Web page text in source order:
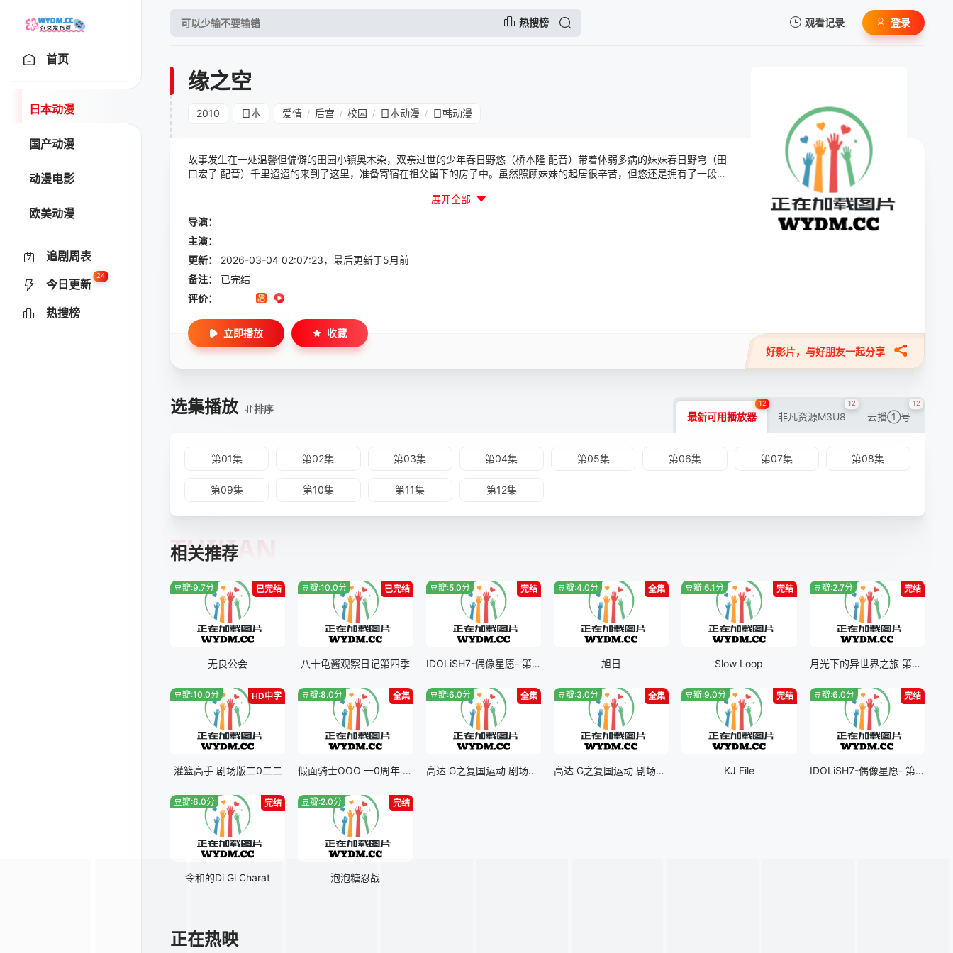
热搜榜 观看记录
暂无观看影片的记录
登录
首页
日本动漫
国产动漫
动漫电影
欧美动漫
追剧周表
今日更新
24
热搜榜
缘之空
2010 日本 爱情 / 后宫 / 校园 / 日本动漫 / 日韩动漫
故事发生在一处温馨但偏僻的田园小镇奥木染，双亲过世的少年春日野悠（桥本隆 配音）带着体弱多病的妹妹春日野穹（田
口宏子 配音）千里迢迢的来到了这里，准备寄宿在祖父留下的房子中。虽然照顾妹妹的起居很辛苦，但悠还是拥有了一段难
真可爱的大小姐渚一叶（小野凉子 配音）等热情亲切的朋友们，还有同班损友中里亮平（中国卓郎 配音）的插科打诨让他笑
口常开。同时，一些模糊的回忆逐渐的浮上了心头，是和谁有过怎样的约定呢？面对着面前似曾相识的风景，悠的记忆开始
苏醒精美的画面与动感的战斗场面，给你带来前所未有的视觉震撼！
展开全部
导演：
主演：
更新：
2026-03-04 02:07:23，最后更新于5月前
备注：
已完结
评价：
好影片，与好朋友一起分享
立即播放 收藏
选集播放 排序
最新可用播放器
12
非凡资源M3U8
12
云播①号
12
第01集 第02集 第03集 第04集 第05集 第06集 第07集 第08集
第09集 第10集 第11集 第12集
相关推荐
TUIJIAN
已完结
豆瓣:9.7分
无良公会
已完结
豆瓣:10.0分
八十龟酱观察日记第四季
完结
豆瓣:5.0分
IDOLiSH7-偶像星愿- 第三季 part二
全集
豆瓣:4.0分
旭日
完结
豆瓣:6.1分
Slow Loop
完结
豆瓣:2.7分
月光下的异世界之旅 第二季
HD中字
豆瓣:10.0分
灌篮高手 剧场版二0二二
全集
豆瓣:8.0分
假面骑士OOO 一0周年 复活的核心硬币
全集
豆瓣:6.0分
高达 G之复国运动 剧场版V 跨越死线
全集
豆瓣:3.0分
高达 G之复国运动 剧场版IV 在激斗中呼唤爱
完结
豆瓣:9.0分
KJ File
完结
豆瓣:6.0分
IDOLiSH7-偶像星愿- 第Ⅲ季part二
完结
豆瓣:6.0分
令和的Di Gi Charat
完结
豆瓣:2.0分
泡泡糖忍战
正在热映